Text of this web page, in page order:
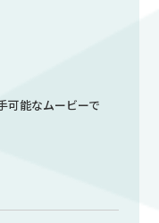
可能なムービーで